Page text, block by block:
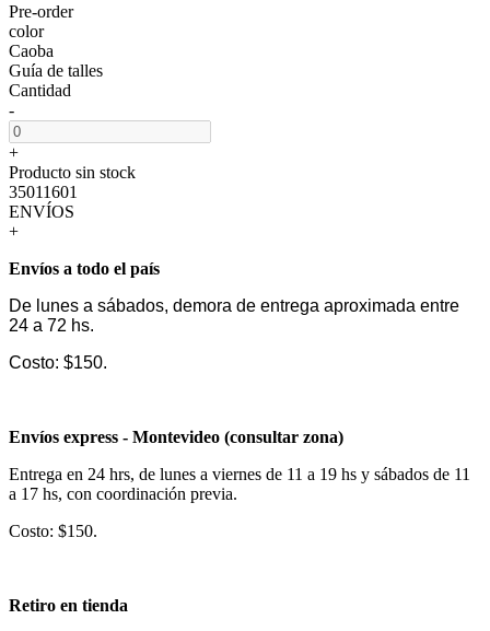
Pre-order
color
Caoba
Guía de talles
Cantidad
-
+
Producto sin stock
35011601
ENVÍOS
+
Envíos a todo el país
De lunes a sábados, demora de entrega aproximada entre
24 a 72 hs.
Costo: $150.
Envíos express - Montevideo (consultar zona)
Entrega en 24 hrs, de lunes a viernes de 11 a 19 hs y sábados de 11
a 17 hs, con coordinación previa.
Costo: $150.
Retiro en tienda